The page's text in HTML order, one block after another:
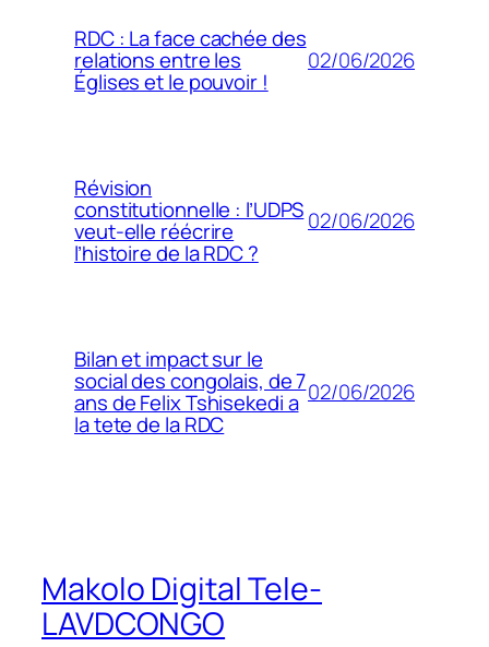
RDC : La face cachée des
relations entre les
Églises et le pouvoir !
02/06/2026
Révision
constitutionnelle : l’UDPS
veut-elle réécrire
l’histoire de la RDC ?
02/06/2026
Bilan et impact sur le
social des congolais, de 7
ans de Felix Tshisekedi a
la tete de la RDC
02/06/2026
Makolo Digital Tele-
LAVDCONGO